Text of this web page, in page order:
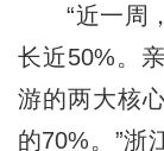
“近一周，
长近50%。
游的两大核
的70%。”浙